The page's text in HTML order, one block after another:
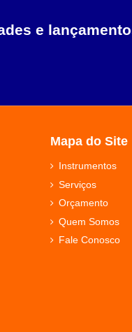
e
Mapa do Site
Instrumentos
Serviços
Orçamento
Quem Somos
Fale Conosco